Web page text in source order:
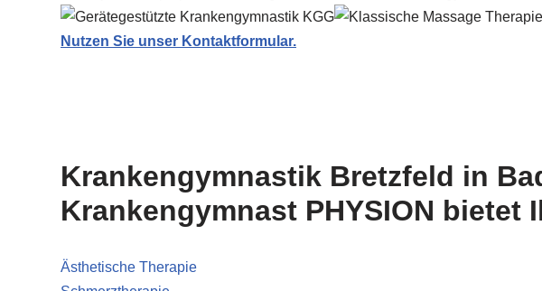
Nutzen Sie unser Kontaktformular.
Krankengymnastik Bretzfeld in
Krankengymnast PHYSION
Ästhetische Therapie